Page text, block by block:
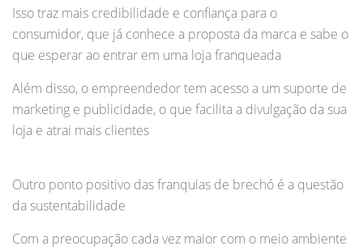
Isso traz mais credibilidade e confiança para o
consumidor, que já conhece a proposta da marca e sabe o
que esperar ao entrar em uma loja franqueada
Além disso, o empreendedor tem acesso a um suporte de
marketing e publicidade, o que facilita a divulgação da sua
loja e atrai mais clientes
Outro ponto positivo das franquias de brechó é a questão
da sustentabilidade
Com a preocupação cada vez maior com o meio ambiente